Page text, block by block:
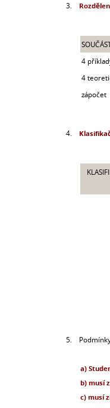
3.
4
4
zápočet
4.
5.
a)
b) musí
c) musí